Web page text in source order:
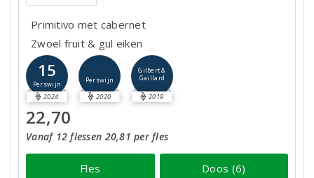
Primitivo met cabernet
Zwoel fruit & gul eiken
15
Perswijn
2024
Perswijn
2020
Gilbert &
Gaillard
2019
22,70
Vanaf 12 flessen 20,81 per fles
Fles Doos (6)